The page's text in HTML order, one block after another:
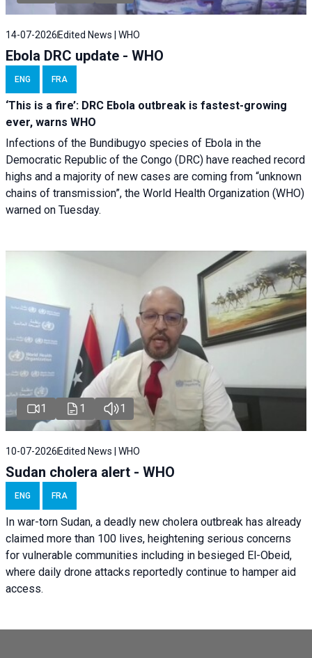
14-07-2026 Edited News | WHO
Ebola DRC update - WHO
ENG FRA
‘This is a fire’: DRC Ebola outbreak is fastest-growing
ever, warns WHO
Infections of the Bundibugyo species of Ebola in the
Democratic Republic of the Congo (DRC) have reached record
highs and a majority of new cases are coming from “unknown
chains of transmission”, the World Health Organization (WHO)
warned on Tuesday.
1 1 1
10-07-2026 Edited News | WHO
Sudan cholera alert - WHO
ENG FRA
In war-torn Sudan, a deadly new cholera outbreak has already
claimed more than 100 lives, heightening serious concerns
for vulnerable communities including in besieged El-Obeid,
where daily drone attacks reportedly continue to hamper aid
access.